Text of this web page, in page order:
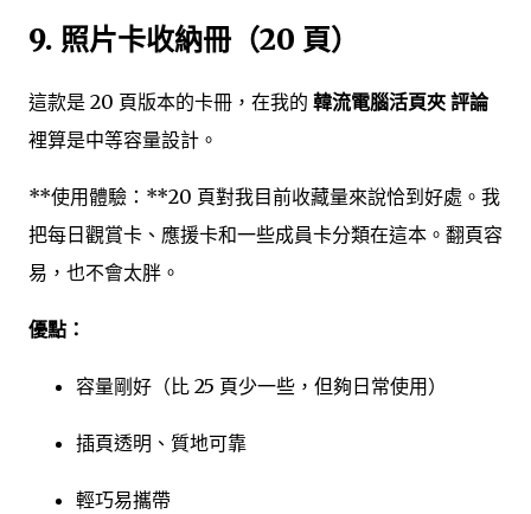
9. 照片卡收納冊（20 頁）
這款是 20 頁版本的卡冊，在我的 韓流電腦活頁夾 評論
裡算是中等容量設計。
**使用體驗：**20 頁對我目前收藏量來說恰到好處。我
把每日觀賞卡、應援卡和一些成員卡分類在這本。翻頁容
易，也不會太胖。
優點：
容量剛好（比 25 頁少一些，但夠日常使用）
插頁透明、質地可靠
輕巧易攜帶